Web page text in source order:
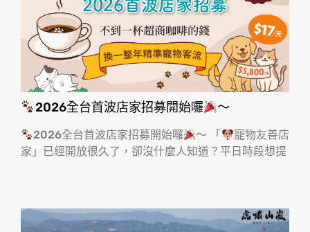
2026全台首波店家招募開始囉 ～
2026全台首波店家招募開始囉 ～ 「
寵物友善店
家」已經開放很久了，卻沒什麼人知道？平日時段想提